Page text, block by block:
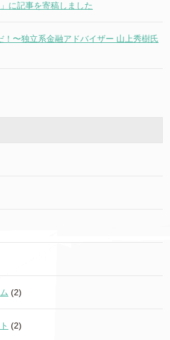
に記事を寄稿しました
！〜独立系金融アドバイザー 山上秀樹氏
(2)
(2)